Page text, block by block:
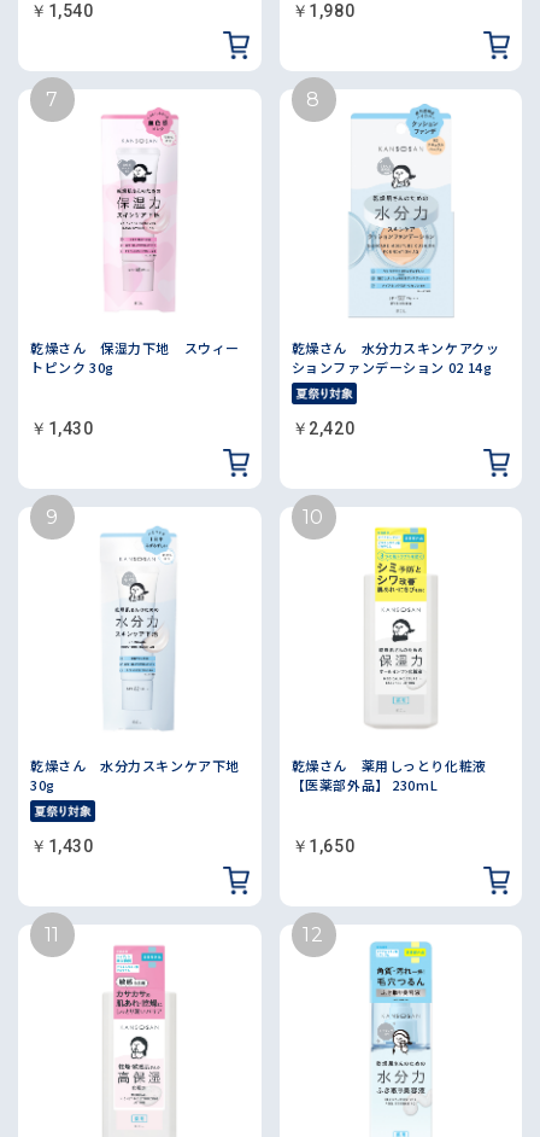
￥1,540 ￥1,980
乾燥さん 保湿力下地 スウィー
トピンク 30g
￥1,430
乾燥さん 水分力スキンケアクッ
ションファンデーション 02 14g
￥2,420
乾燥さん 水分力スキンケア下地
30g
￥1,430
乾燥さん 薬用しっとり化粧液
【医薬部外品】 230mL
￥1,650